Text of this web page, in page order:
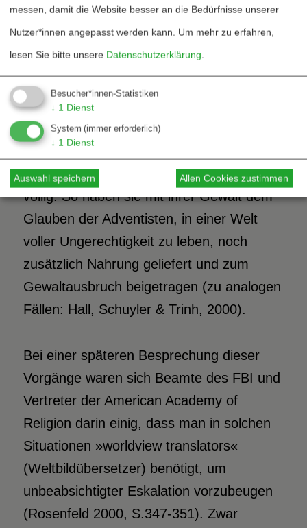
Handlungen nichts zu tun haben könne
(Sullivan 1993, S.213-234). Dass der
religiöse Anführer den Überfall auf die
Gemeinschaft und die folgende
Belagerung mit Hilfe der Offenbarung
Johannes deutete und in den
Einsatzkräften die Mächte des
widergöttlichen Babylon sah, entging ihnen
völlig. So haben sie mit ihrer Gewalt dem
Glauben der Adventisten, in einer Welt
voller Ungerechtigkeit zu leben, noch
zusätzlich Nahrung geliefert und zum
Gewaltausbruch beigetragen (zu analogen
Fällen: Hall, Schuyler & Trinh, 2000).
Bei einer späteren Besprechung dieser
Vorgänge waren sich Beamte des FBI und
Vertreter der American Academy of
Religion darin einig, dass man in solchen
Situationen »worldview translators«
(Weltbildübersetzer) benötigt, um
unbeabsichtigter Eskalation vorzubeugen
(Rosenfeld 2000, S.347-351). Zwar
messen, damit die Website besser an die Bedürfnisse unserer
Nutzer*innen angepasst werden kann. Um mehr zu erfahren,
lesen Sie bitte unsere Datenschutzerklärung.
Besucher*innen-Statistiken
↓ 1 Dienst
System (immer erforderlich)
↓ 1 Dienst
Auswahl speichern Allen Cookies zustimmen